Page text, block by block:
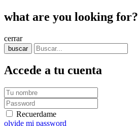
what are you looking for?
cerrar
buscar
Accede a tu cuenta
Recuerdame
olvide mi password